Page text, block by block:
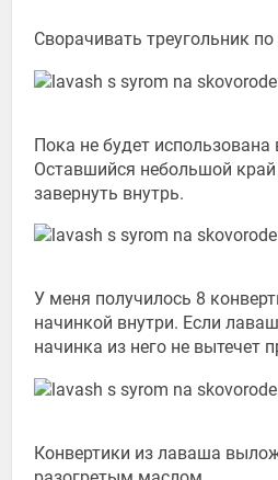
Сворачивать треугольник
Пока не будет
Оставшийся небольшой
завернуть внутрь.
У меня получилось 8
начинкой внутри. Если
начинка из него не вытечет
Конвертики из лаваша